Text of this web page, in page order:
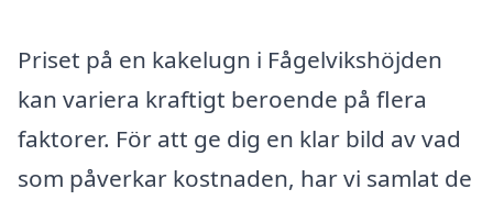
Priset på en kakelugn i Fågelvikshöjden
kan variera kraftigt beroende på flera
faktorer. För att ge dig en klar bild av vad
som påverkar kostnaden, har vi samlat de